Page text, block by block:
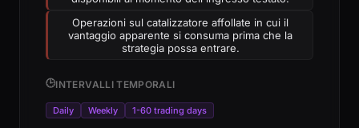
Operazioni sul catalizzatore affollate in cui il
vantaggio apparente si consuma prima che la
strategia possa entrare.
🕒INTERVALLI TEMPORALI
Daily Weekly 1-60 trading days